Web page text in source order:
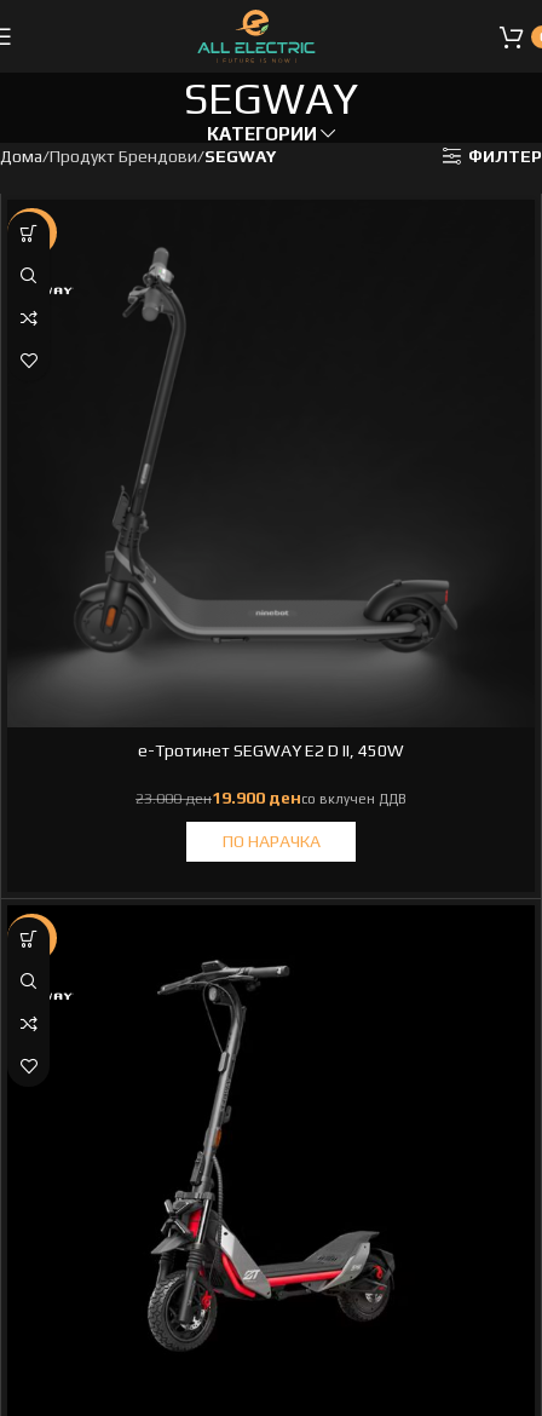
SEGWAY
КАТЕГОРИИ
Дома Продукт Брендови SEGWAY ФИЛТЕР
-13%
e-Тротинет SEGWAY E2 D II, 450W
ден ден
-21%